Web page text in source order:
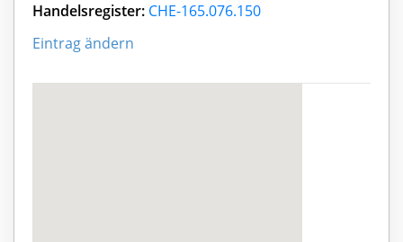
Handelsregister: CHE-165.076.150
Eintrag ändern